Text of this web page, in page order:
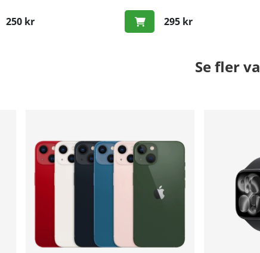
250 kr 295 kr
Se fler